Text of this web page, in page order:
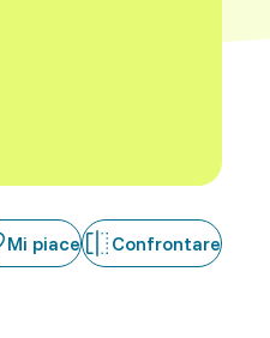
Mi piace Confrontare